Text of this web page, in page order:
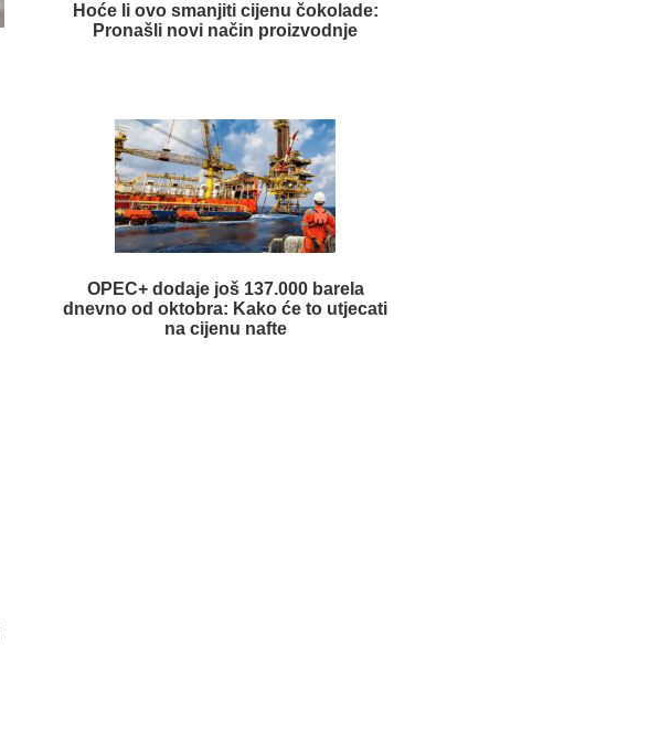
Hoće li ovo smanjiti cijenu čokolade:
Pronašli novi način proizvodnje
OPEC+ dodaje još 137.000 barela
dnevno od oktobra: Kako će to utjecati
na cijenu nafte